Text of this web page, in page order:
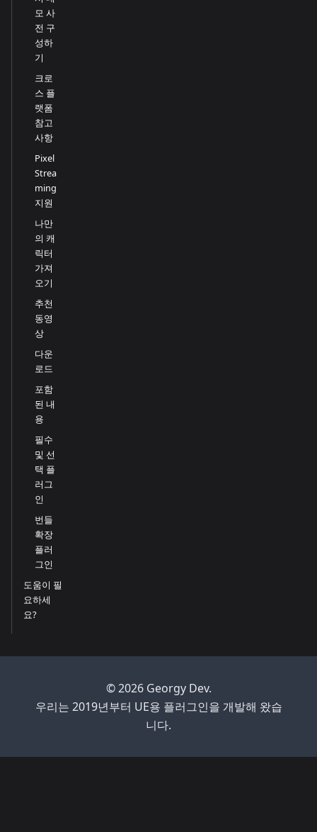
모 사
전 구
성하
기
크로
스 플
랫폼
참고
사항
Pixel
Strea
ming
지원
나만
의 캐
릭터
가져
오기
추천
동영
상
다운
로드
포함
된 내
용
필수
및 선
택 플
러그
인
번들
확장
플러
그인
도움이 필
요하세
요?
© 2026 Georgy Dev.
우리는 2019년부터 UE용 플러그인을 개발해 왔습
니다.